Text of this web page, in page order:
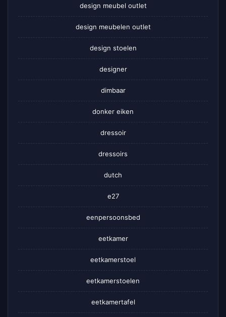
design meubel outlet
design meubelen outlet
design stoelen
designer
dimbaar
donker eiken
dressoir
dressoirs
dutch
e27
eenpersoonsbed
eetkamer
eetkamerstoel
eetkamerstoelen
eetkamertafel